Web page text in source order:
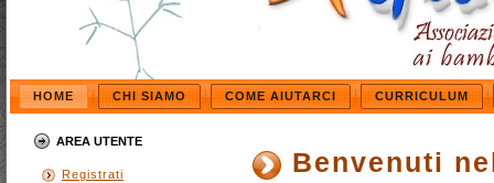
HOME CHI SIAMO COME AIUTARCI CURRICULUM
AREA UTENTE
Registrati
Benvenuti